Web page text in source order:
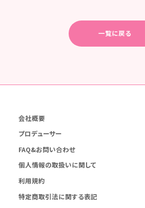
一覧に戻る
会社概要
プロデューサー
FAQ&お問い合わせ
個人情報の取扱いに関して
利用規約
特定商取引法に関する表記